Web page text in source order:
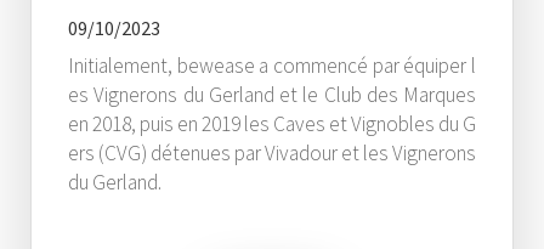
09/10/2023
Initialement, bewease a commencé par équiper l
es Vignerons du Gerland et le Club des Marques
en 2018, puis en 2019 les Caves et Vignobles du G
ers (CVG) détenues par Vivadour et les Vignerons
du Gerland.